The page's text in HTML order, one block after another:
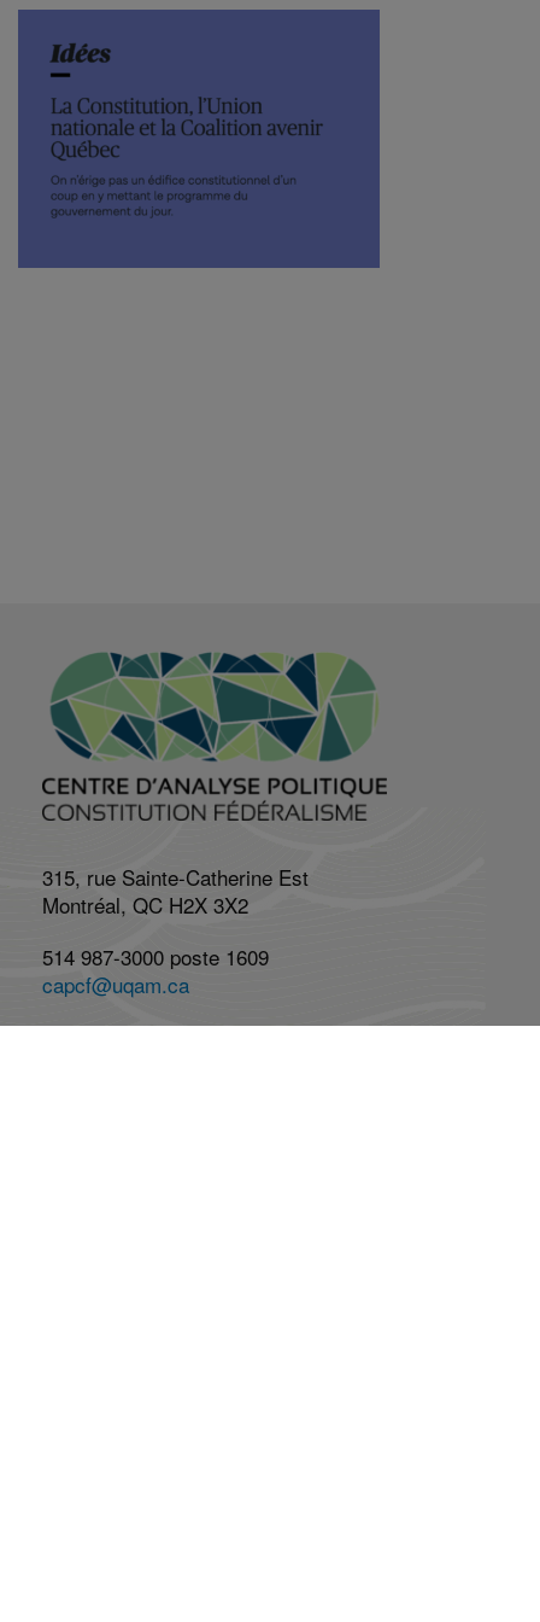
315, rue Sainte-Catherine Est
Montréal, QC H2X 3X2
514 987-3000 poste 1609
capcf@uqam.ca
Lundi au vendredi : 8h à 17h